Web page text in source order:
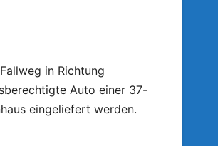
in Richtung
Auto einer 37-
eingeliefert werden.